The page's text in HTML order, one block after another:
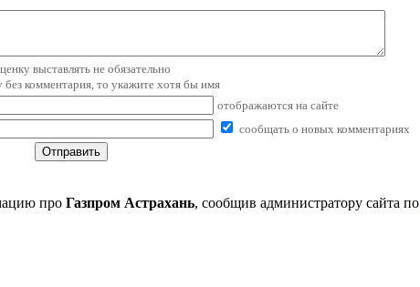
выставлять не обязательно
без комментария, то укажите хотя бы имя
отображаются на сайте
сообщать о новых комментариях
про Газпром Астрахань, сообщив администратору сайта по